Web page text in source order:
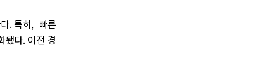
. 특히, 빠른
됐다. 이전 경